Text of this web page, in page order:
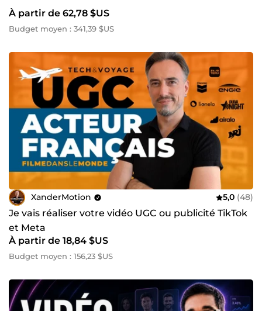
À partir de 62,78 $US
Budget moyen : 341,39 $US
XanderMotion 5,0 (48)
Je vais réaliser votre vidéo UGC ou publicité TikTok
et Meta
À partir de 18,84 $US
Budget moyen : 156,23 $US